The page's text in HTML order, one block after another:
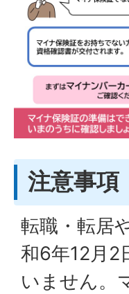
注意事項
転職・転居
和6年12月2
いません。